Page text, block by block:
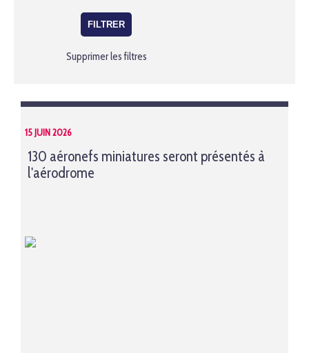
Supprimer les filtres
15 JUIN 2026
130 aéronefs miniatures seront présentés à
l'aérodrome